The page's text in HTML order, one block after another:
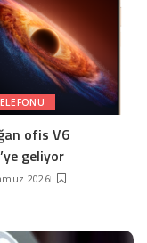
ofis V6
geliyor
2026